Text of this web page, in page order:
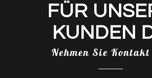
FÜR
KUNDEN
Nehmen Sie